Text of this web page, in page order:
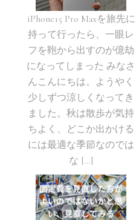
iPhone15 Pro Maxを旅先に
持って行ったら、一眼レ
フを鞄から出すのが億劫
になってしまった みなさ
んこんにちは。ようやく
少しずつ涼しくなってき
ました。秋は散歩が気持
ちよく、どこか出かける
には最適な季節なのでは
な […]